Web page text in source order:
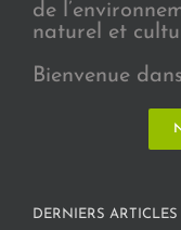
de
naturel et
Bienvenue
DERNIERS ARTICLES